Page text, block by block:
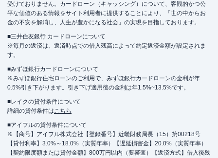
受けておりません。カードローン（キャッシング）について、客観的かつ公
平な価値のある情報をサイト利用者に提供することにより、「世の中からお
金の不安を解消し、人生が豊かになる社会」の実現を目指しております。
■三井住友銀行 カードローンについて
※毎月の返済は、返済時点での借入残高によって約定返済金額が設定されま
す。
■みずほ銀行カードローンについて
※みずほ銀行住宅ローンのご利用で、みずほ銀行カードローンの金利が年
0.5%引き下がります。引き下げ適用後の金利は年1.5%~13.5%です。
■レイクの貸付条件について
詳細の貸付条件はこちら
■アイフルの貸付条件について
※【商号】アイフル株式会社【登録番号】近畿財務局長（15）第00218号
【貸付利率】3.0%～18.0%（実質年率）【遅延損害金】20.0%（実質年率）
【契約限度額または貸付金額】800万円以内（要審査）【返済方式】借入後残